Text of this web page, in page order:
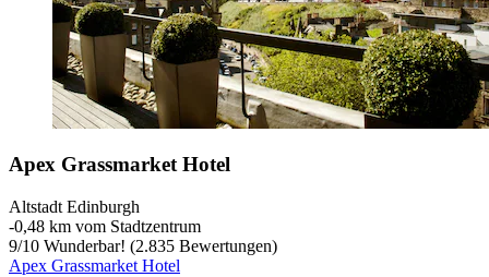
Apex Grassmarket Hotel
Altstadt Edinburgh
‐0,48 km vom Stadtzentrum
9/10 Wunderbar! (2.835 Bewertungen)
Apex Grassmarket Hotel